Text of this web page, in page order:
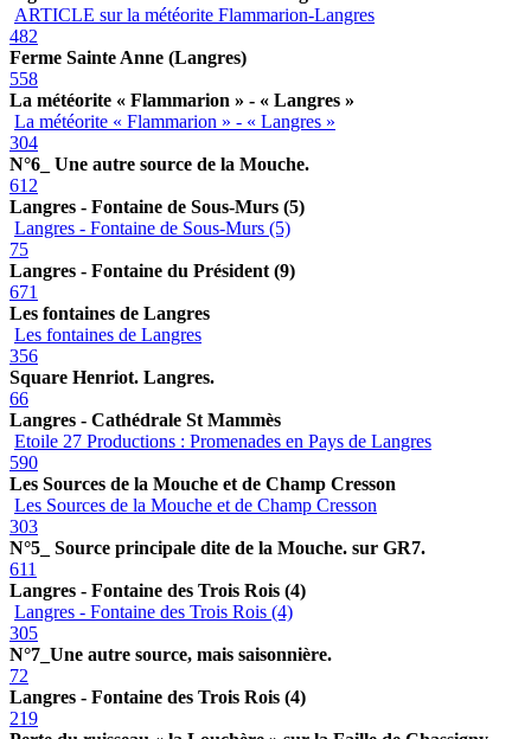
ARTICLE sur la météorite Flammarion-Langres
482
Ferme Sainte Anne (Langres)
558
La météorite « Flammarion » - « Langres »
La météorite « Flammarion » - « Langres »
304
N°6_ Une autre source de la Mouche.
612
Langres - Fontaine de Sous-Murs (5)
Langres - Fontaine de Sous-Murs (5)
75
Langres - Fontaine du Président (9)
671
Les fontaines de Langres
Les fontaines de Langres
356
Square Henriot. Langres.
66
Langres - Cathédrale St Mammès
Etoile 27 Productions : Promenades en Pays de Langres
590
Les Sources de la Mouche et de Champ Cresson
Les Sources de la Mouche et de Champ Cresson
303
N°5_ Source principale dite de la Mouche. sur GR7.
611
Langres - Fontaine des Trois Rois (4)
Langres - Fontaine des Trois Rois (4)
305
N°7_Une autre source, mais saisonnière.
72
Langres - Fontaine des Trois Rois (4)
219